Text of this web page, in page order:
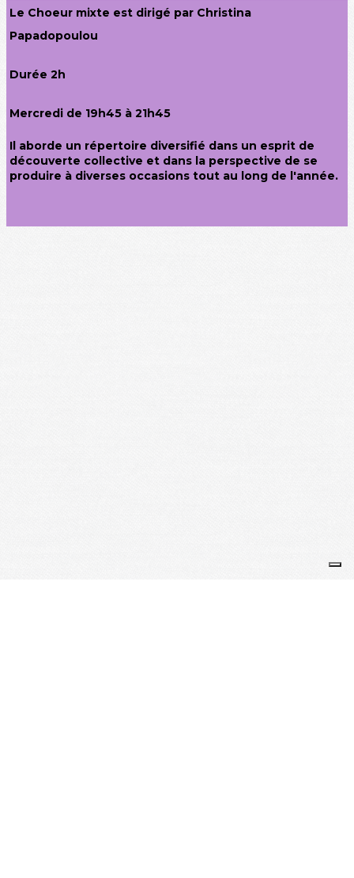
Le Choeur mixte est dirigé par Christina
Papadopoulou
Durée 2h
Mercredi de 19h45 à 21h45
Il aborde un répertoire diversifié dans un esprit de
découverte collective et dans la perspective de se
produire à diverses occasions tout au long de l'année.